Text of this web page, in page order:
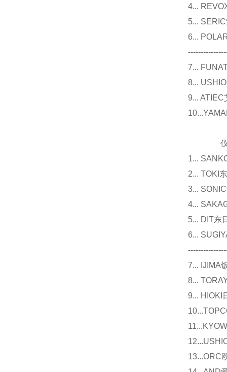
4...
5...
6...
7...
8...
9...
仪器
1...
2... TOKI
3...
4...
5... DIT东
6...
7... IJIMA
8...
9... HIOKI
13...ORC